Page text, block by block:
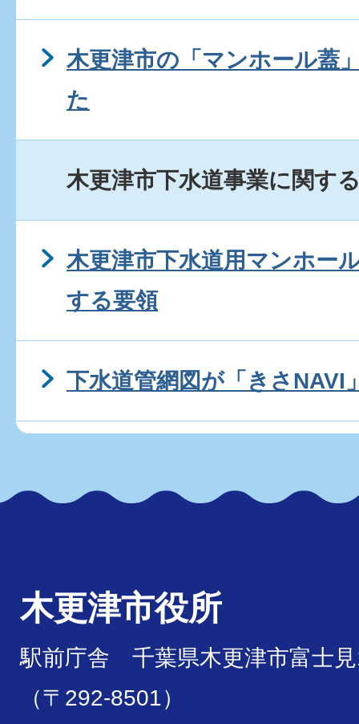
木更津市の「マンホール蓋
た
木更津市下水道事業に関す
木更津市下水道用マンホー
する要領
下水道管網図が「きさNAVI
木更津市役所
駅前庁舎 千葉県木更津市富士
（〒292-8501）